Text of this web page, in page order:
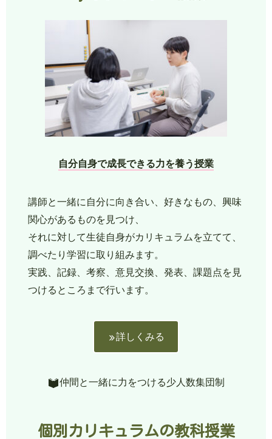
自分自身で成長できる力を養う授業
講師と一緒に自分に向き合い、好きなもの、興味
関心があるものを見つけ、
それに対して生徒自身がカリキュラムを立てて、
調べたり学習に取り組みます。
実践、記録、考察、意見交換、発表、課題点を見
つけるところまで行います。
詳しくみる
仲間と一緒に力をつける少人数集団制
個別カリキュラムの教科授業